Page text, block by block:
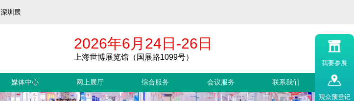
深圳展
2026年6月24日-26日
上海世博展览馆（国展路1099号）
媒体中心 网上展厅 综合服务 会议服务 联系我们
我要参展
观众预登记